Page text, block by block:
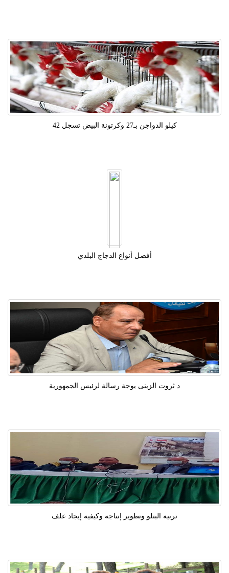
كيلو الدواجن بـ27 وكرتونة البيض تسجل 42
أفضل أنواع الدجاج البلدي
د ثروت الزينى يوجة رسالة لرئيس الجمهورية
تربية البتلو وتطوير إنتاجه وكيفية إيجاد علف